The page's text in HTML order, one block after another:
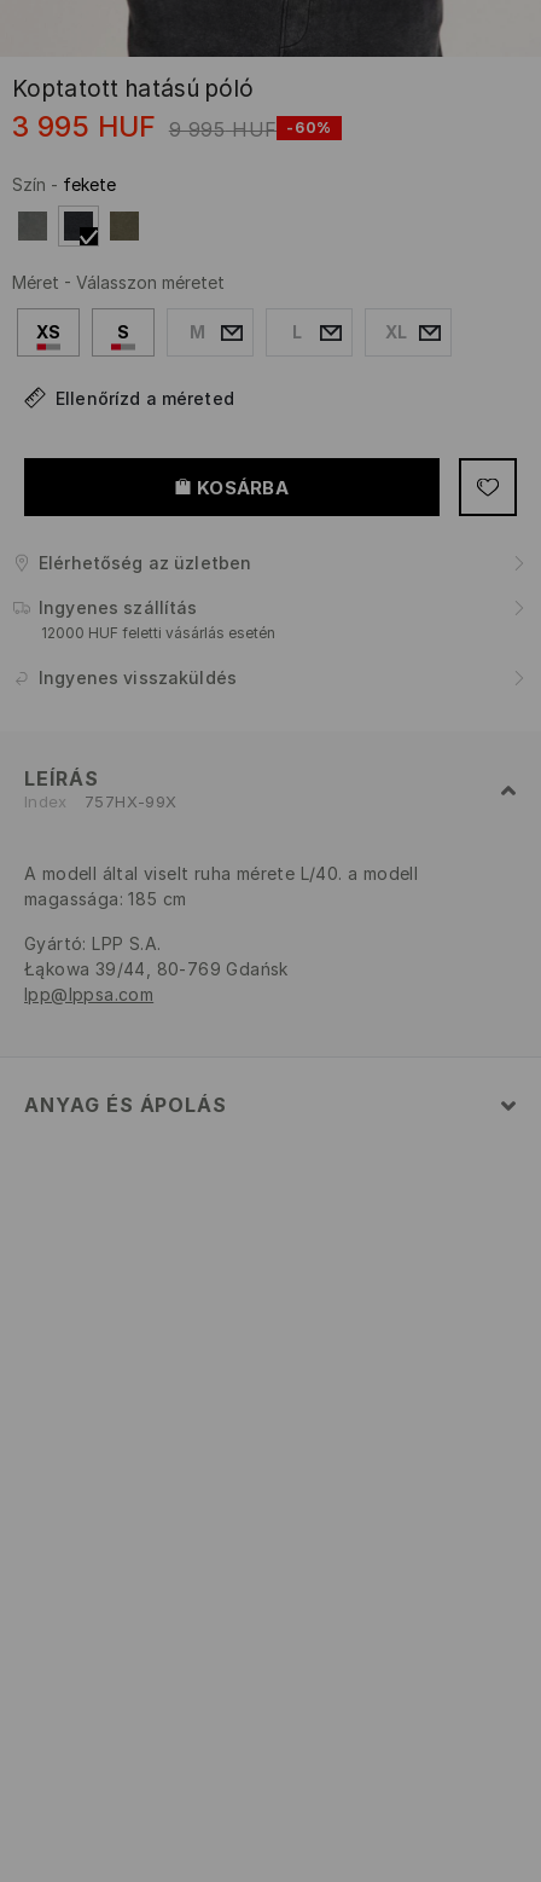
Koptatott hatású póló
3 995 HUF 9 995 HUF -60%
Szín - fekete
Méret - Válasszon méretet
XS S M L XL
Ellenőrízd a méreted
KOSÁRBA
Elérhetőség az üzletben
Ingyenes szállítás
12000 HUF feletti vásárlás esetén
Ingyenes visszaküldés
LEÍRÁS
Index 757HX-99X
A modell által viselt ruha mérete L/40. a modell
magassága: 185 cm
Gyártó: LPP S.A.
Łąkowa 39/44, 80-769 Gdańsk
lpp@lppsa.com
ANYAG ÉS ÁPOLÁS